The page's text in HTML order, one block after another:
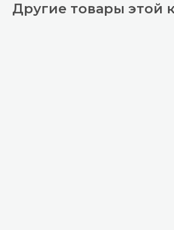
Другие товары этой